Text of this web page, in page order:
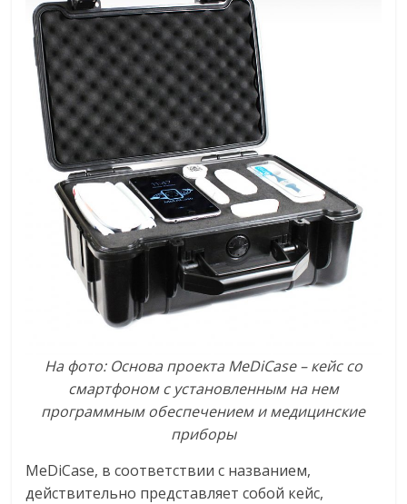
На фото: Основа проекта MeDiCase – кейс со
смартфоном с установленным на нем
программным обеспечением и медицинские
приборы
MeDiCase, в соответствии с названием,
действительно представляет собой кейс,